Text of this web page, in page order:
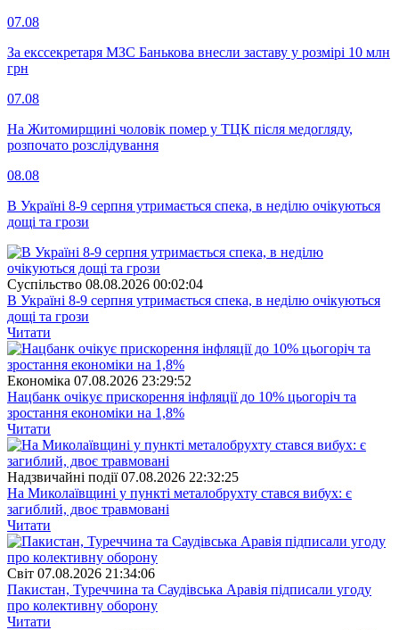
07.08
За екссекретаря МЗС Банькова внесли заставу у розмірі 10 млн
грн
07.08
На Житомирщині чоловік помер у ТЦК після медогляду,
розпочато розслідування
08.08
В Україні 8-9 серпня утримається спека, в неділю очікуються
дощі та грози
Суспiльство 08.08.2026 00:02:04
В Україні 8-9 серпня утримається спека, в неділю очікуються
дощі та грози
Читати
Економіка 07.08.2026 23:29:52
Нацбанк очікує прискорення інфляції до 10% цьогоріч та
зростання економіки на 1,8%
Читати
Надзвичайні події 07.08.2026 22:32:25
На Миколаївщині у пункті металобрухту стався вибух: є
загиблий, двоє травмовані
Читати
Свiт 07.08.2026 21:34:06
Пакистан, Туреччина та Саудівська Аравія підписали угоду
про колективну оборону
Читати